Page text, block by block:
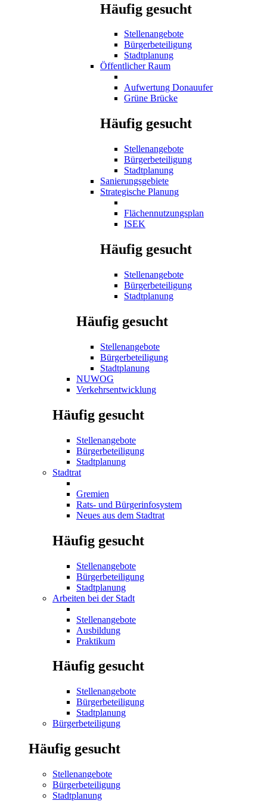
Häufig gesucht
Stellenangebote
Bürgerbeteiligung
Stadtplanung
Öffentlicher Raum
Aufwertung Donauufer
Grüne Brücke
Häufig gesucht
Stellenangebote
Bürgerbeteiligung
Stadtplanung
Sanierungsgebiete
Strategische Planung
Flächennutzungsplan
ISEK
Häufig gesucht
Stellenangebote
Bürgerbeteiligung
Stadtplanung
Häufig gesucht
Stellenangebote
Bürgerbeteiligung
Stadtplanung
NUWOG
Verkehrsentwicklung
Häufig gesucht
Stellenangebote
Bürgerbeteiligung
Stadtplanung
Stadtrat
Gremien
Rats- und Bürgerinfosystem
Neues aus dem Stadtrat
Häufig gesucht
Stellenangebote
Bürgerbeteiligung
Stadtplanung
Arbeiten bei der Stadt
Stellenangebote
Ausbildung
Praktikum
Häufig gesucht
Stellenangebote
Bürgerbeteiligung
Stadtplanung
Bürgerbeteiligung
Häufig gesucht
Stellenangebote
Bürgerbeteiligung
Stadtplanung